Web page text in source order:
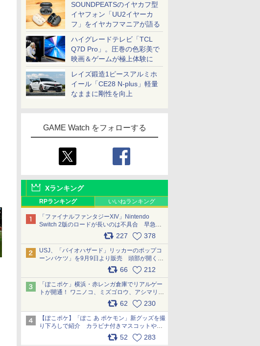
SOUNDPEATSのイヤカフ型
イヤフォン「UU2イヤーカ
フ」をイヤカフマニアが語る
ハイグレードテレビ「TCL
Q7D Pro」。圧巻の色彩美で
映画＆ゲームが極上体験に
レイズ鍛造1ピースアルミホ
イール「CE28 N-plus」軽量
なままに剛性を向上
GAME Watch をフォローする
Xランキング
RPランキング いいねランキング
「ファイナルファンタジーXIV」Nintendo
Switch 2版のロードが長いのは不具合 早急に
アップデートできるよう対応中227 378
USJ、「バイオハザード」リッカーのポップコ
ーンバケツ」を9月9日より販売 頭部が開く仕
組み。味は恐怖を堪のう「味噌フレーバー」
66 212
「ぽこポケ」横浜・赤レンガ倉庫でリアルゲー
トが開通！ ワニノコ、ミズゴロウ、アシマリ登
場シーンをレポート pic.x.com/LDgEByVl6D
62 230
【ぽこポケ】「ぽこ あ ポケモン」新グッズを撮
り下ろしで紹介 カラビナ付きマスコットやス
52 283